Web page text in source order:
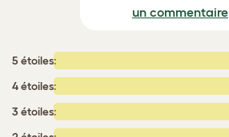
un commentaire
5 étoiles:
4 étoiles:
3 étoiles: